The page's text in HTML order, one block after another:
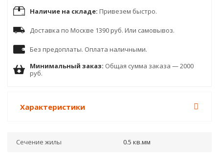
Наличие на складе: Привезем быстро.
Доставка по Москве 1390 руб. Или самовывоз.
Без предоплаты. Оплата наличными.
Минимальный заказ: Общая сумма заказа — 2000
руб.
Характеристики
Сечение жилы 0.5 кв.мм